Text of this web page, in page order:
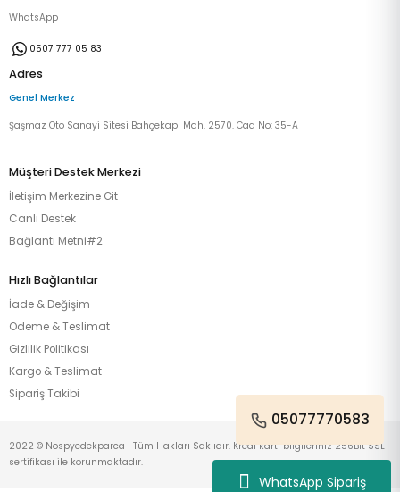
WhatsApp Sipariş
WhatsApp
0507 777 05 83
Adres
Genel Merkez
Şaşmaz Oto Sanayi Sitesi Bahçekapı Mah. 2570. Cad No: 35-A
Müşteri Destek Merkezi
İletişim Merkezine Git
Canlı Destek
Bağlantı Metni#2
Hızlı Bağlantılar
İade & Değişim
Ödeme & Teslimat
Gizlilik Politikası
Kargo & Teslimat
Sipariş Takibi
05077770583
2022 © Nospyedekparca | Tüm Hakları Saklıdır. Kredi kartı bilgileriniz 256Bit SSL
sertifikası ile korunmaktadır.